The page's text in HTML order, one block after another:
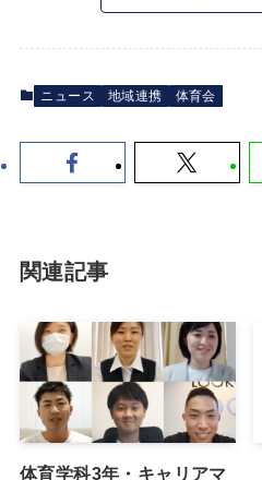
ニュース 地域連携 体育会
関連記事
体育学科3年・キャリアマ